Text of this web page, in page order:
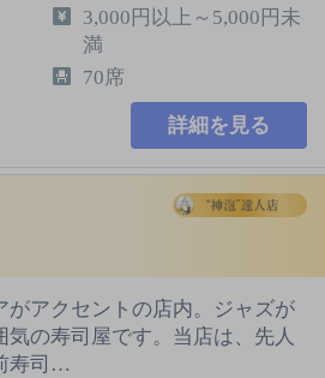
3,000円以上～5,000円未
満
70席
詳細を見る
がアクセントの店内。ジャズが
の寿司屋です。当店は、先人
寿司…